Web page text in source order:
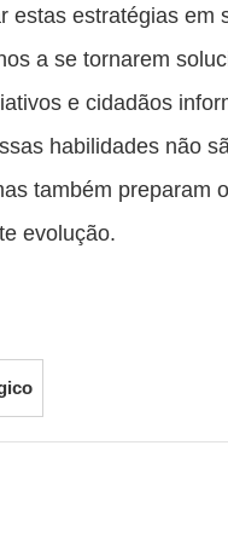
estas estratégias em
a se tornarem
e cidadãos
habilidades não
também preparam
evolução.